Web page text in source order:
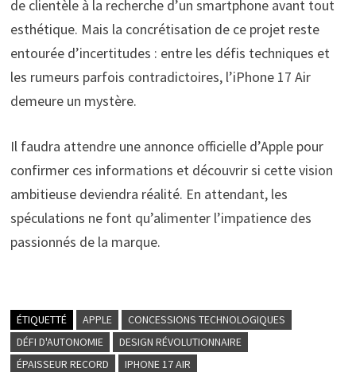
de clientèle à la recherche d’un smartphone avant tout
esthétique. Mais la concrétisation de ce projet reste
entourée d’incertitudes : entre les défis techniques et
les rumeurs parfois contradictoires, l’iPhone 17 Air
demeure un mystère.
Il faudra attendre une annonce officielle d’Apple pour
confirmer ces informations et découvrir si cette vision
ambitieuse deviendra réalité. En attendant, les
spéculations ne font qu’alimenter l’impatience des
passionnés de la marque.
ÉTIQUETTÉ APPLE
CONCESSIONS TECHNOLOGIQUES
DÉFI D'AUTONOMIE
DESIGN RÉVOLUTIONNAIRE
ÉPAISSEUR RECORD
IPHONE 17 AIR